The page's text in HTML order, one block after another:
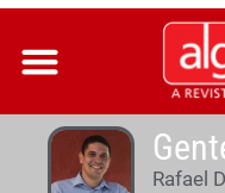
Ir
para
conteúdo
Rafael